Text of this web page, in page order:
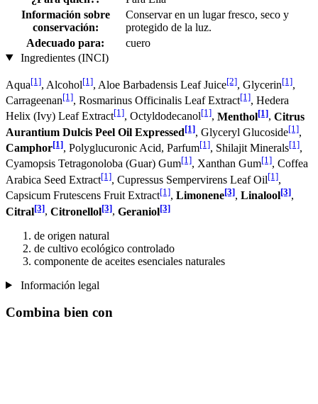
Información sobre
conservación:
Conservar en un lugar fresco, seco y
protegido de la luz.
Adecuado para:
cuero
Ingredientes (INCI)
Aqua[1], Alcohol[1], Aloe Barbadensis Leaf Juice[2], Glycerin[1],
Carrageenan[1], Rosmarinus Officinalis Leaf Extract[1], Hedera
Helix (Ivy) Leaf Extract[1], Octyldodecanol[1], Menthol[1], Citrus
Aurantium Dulcis Peel Oil Expressed[1], Glyceryl Glucoside[1],
Camphor[1], Polyglucuronic Acid, Parfum[1], Shilajit Minerals[1],
Cyamopsis Tetragonoloba (Guar) Gum[1], Xanthan Gum[1], Coffea
Arabica Seed Extract[1], Cupressus Sempervirens Leaf Oil[1],
Capsicum Frutescens Fruit Extract[1], Limonene[3], Linalool[3],
Citral[3], Citronellol[3], Geraniol[3]
de origen natural
de cultivo ecológico controlado
componente de aceites esenciales naturales
Información legal
Combina bien con